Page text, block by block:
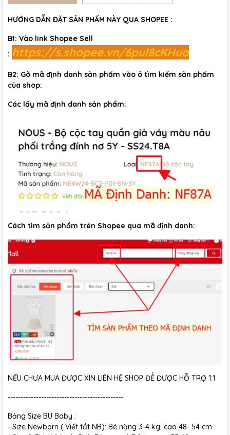
HƯỚNG DẪN ĐẶT SẢN PHẨM NÀY QUA SHOPEE :
B1: Vào link Shopee Sell
: https://s.shopee.vn/6pul8cKHua
B2: Gõ mã định danh sản phẩm vào ô tìm kiếm sản phẩm
của shop:
Các lấy mã định danh sản phẩm:
Cách tìm sản phẩm trên Shopee qua mã định danh:
NẾU CHƯA MUA ĐƯỢC XIN LIÊN HỆ SHOP ĐỂ ĐƯỢC HỖ TRỢ 1:1
---------------------------------------------
Bảng Size BU Baby :
- Size Newborn ( Viết tắt NB): Bé nặng 3-4 kg; cao 48- 54 cm